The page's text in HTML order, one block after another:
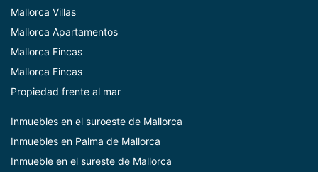
Mallorca Villas
Mallorca Apartamentos
Mallorca Fincas
Mallorca Fincas
Propiedad frente al mar
Inmuebles en el suroeste de Mallorca
Inmuebles en Palma de Mallorca
Inmueble en el sureste de Mallorca